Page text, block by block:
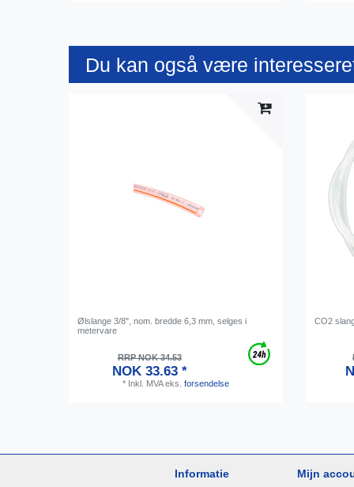
Du kan også være
Ølslange 3/8", nom. bredde 6,3 mm, selges i
metervare
RRP NOK 34.53
NOK 33.63 *
* Inkl. MVAeks. forsendelse
CO2
Informatie Mijn